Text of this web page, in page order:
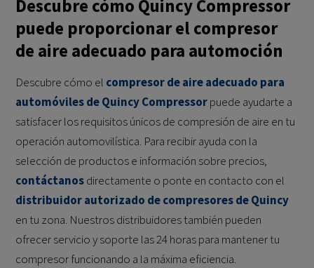
Descubre cómo Quincy Compressor
puede proporcionar el compresor
de aire adecuado para automoción
Descubre cómo el compresor de aire adecuado para
automóviles de Quincy Compressorpuede ayudarte a
satisfacer los requisitos únicos de compresión de aire en tu
operación automovilística. Para recibir ayuda con la
selección de productos e información sobre precios,
contáctanosdirectamente o ponte en contacto con el
distribuidor autorizado de compresores de Quincy
en tu zona. Nuestros distribuidores también pueden
ofrecer servicio y soporte las 24 horas para mantener tu
compresor funcionando a la máxima eficiencia.